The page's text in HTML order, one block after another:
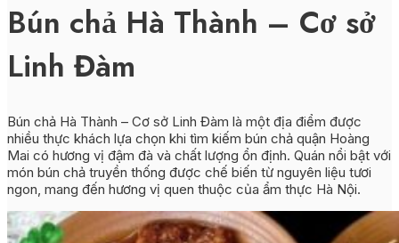
Bún chả Hà Thành – Cơ sở
Linh Đàm
Bún chả Hà Thành – Cơ sở Linh Đàm là một địa điểm được
nhiều thực khách lựa chọn khi tìm kiếm bún chả quận Hoàng
Mai có hương vị đậm đà và chất lượng ổn định. Quán nổi bật với
món bún chả truyền thống được chế biến từ nguyên liệu tươi
ngon, mang đến hương vị quen thuộc của ẩm thực Hà Nội.